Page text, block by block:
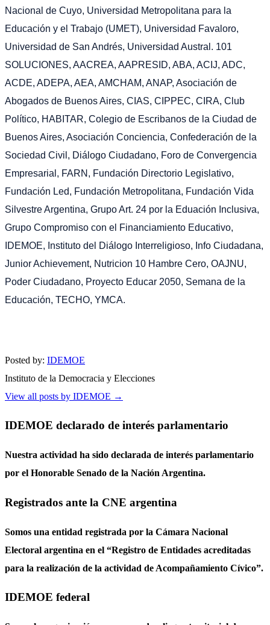
Nacional de Cuyo, Universidad Metropolitana para la
Educación y el Trabajo (UMET), Universidad Favaloro,
Universidad de San Andrés, Universidad Austral. 101
SOLUCIONES, AACREA, AAPRESID, ABA, ACIJ, ADC,
ACDE, ADEPA, AEA, AMCHAM, ANAP, Asociación de
Abogados de Buenos Aires, CIAS, CIPPEC, CIRA, Club
Político, HABITAR, Colegio de Escribanos de la Ciudad de
Buenos Aires, Asociación Conciencia, Confederación de la
Sociedad Civil, Diálogo Ciudadano, Foro de Convergencia
Empresarial, FARN, Fundación Directorio Legislativo,
Fundación Led, Fundación Metropolitana, Fundación Vida
Silvestre Argentina, Grupo Art. 24 por la Eduación Inclusiva,
Grupo Compromiso con el Financiamiento Educativo,
IDEMOE, Instituto del Diálogo Interreligioso, Info Ciudadana,
Junior Achievement, Nutricion 10 Hambre Cero, OAJNU,
Poder Ciudadano, Proyecto Educar 2050, Semana de la
Educación, TECHO, YMCA.
Posted by: IDEMOE
Instituto de la Democracia y Elecciones
View all posts by IDEMOE →
IDEMOE declarado de interés parlamentario
Nuestra actividad ha sido declarada de interés parlamentario
por el Honorable Senado de la Nación Argentina.
Registrados ante la CNE argentina
Somos una entidad registrada por la Cámara Nacional
Electoral argentina en el “Registro de Entidades acreditadas
para la realización de la actividad de Acompañamiento Cívico”.
IDEMOE federal